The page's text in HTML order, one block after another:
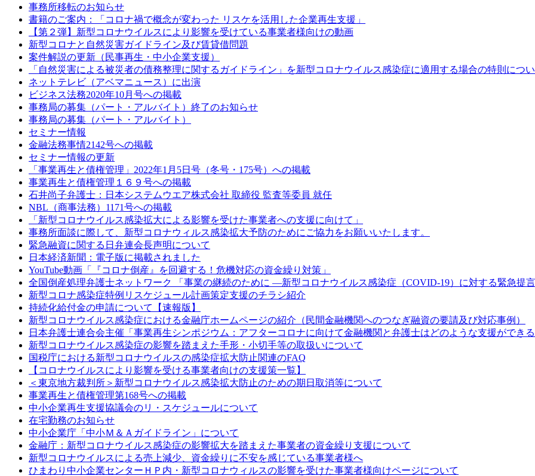
事務所移転のお知らせ
書籍のご案内：「コロナ禍で概念が変わった リスケを活用した企業再生支援」
【第２弾】新型コロナウイルスにより影響を受けている事業者様向けの動画
新型コロナと自然災害ガイドライン及び賃貸借問題
案件解説の更新（民事再生・中小企業支援）
「自然災害による被災者の債務整理に関するガイドライン」を新型コロナウイルス感染症に適用する場合の特則につ
ネットテレビ（アベマニュース）に出演
ビジネス法務2020年10月号への掲載
事務局の募集（パート・アルバイト）終了のお知らせ
事務局の募集（パート・アルバイト）
セミナー情報
金融法務事情2142号への掲載
セミナー情報の更新
「事業再生と債権管理」2022年1月5日号（冬号・175号）への掲載
事業再生と債権管理１６９号への掲載
石井尚子弁護士：日本システムウエア株式会社 取締役 監査等委員 就任
NBL（商事法務）1171号への掲載
「新型コロナウイルス感染拡大による影響を受けた事業者への支援に向けて」
事務所面談に際して、新型コロナウィルス感染拡大予防のためにご協力をお願いいたします。
緊急融資に関する日弁連会長声明について
日本経済新聞：電子版に掲載されました
YouTube動画「『コロナ倒産』を回避する！危機対応の資金繰り対策」
全国倒産処理弁護士ネットワーク 「事業の継続のために ―新型コロナウイルス感染症（COVID-19）に対する緊急提
新型コロナ感染症特例リスケジュール計画策定支援のチラシ紹介
持続化給付金の申請について【速報版】
新型コロナウイルス感染症における金融庁ホームページの紹介（民間金融機関へのつなぎ融資の要請及び対応事例）
日本弁護士連合会主催「事業再生シンポジウム：アフターコロナに向けて金融機関と弁護士はどのような支援ができ
新型コロナウイルス感染症の影響を踏まえた手形・小切手等の取扱いについて
国税庁における新型コロナウイルスの感染症拡大防止関連のFAQ
【コロナウイルスにより影響を受ける事業者向けの支援策一覧】
＜東京地方裁判所＞新型コロナウイルス感染拡大防止のための期日取消等について
事業再生と債権管理第168号への掲載
中小企業再生支援協議会のリ・スケジュールについて
在宅勤務のお知らせ
中小企業庁「中小Ｍ＆Ａガイドライン」について
金融庁：新型コロナウイルス感染症の影響拡大を踏まえた事業者の資金繰り支援について
新型コロナウイルスによる売上減少、資金繰りに不安を感じている事業者様へ
ひまわり中小企業センターＨＰ内・新型コロナウィルスの影響を受けた事業者様向けページについて